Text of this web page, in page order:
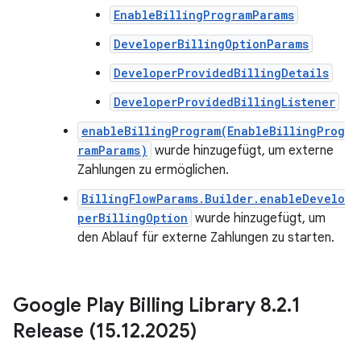
EnableBillingProgramParams
DeveloperBillingOptionParams
DeveloperProvidedBillingDetails
DeveloperProvidedBillingListener
enableBillingProgram(EnableBillingProg
ramParams) wurde hinzugefügt, um externe
Zahlungen zu ermöglichen.
BillingFlowParams.Builder.enableDevelo
perBillingOption wurde hinzugefügt, um
den Ablauf für externe Zahlungen zu starten.
Google Play Billing Library 8.2.1
Release (15.12.2025)